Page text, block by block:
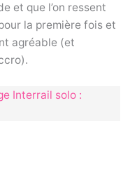
et que l’on ressent
la première fois et
agréable (et
Interrail solo :